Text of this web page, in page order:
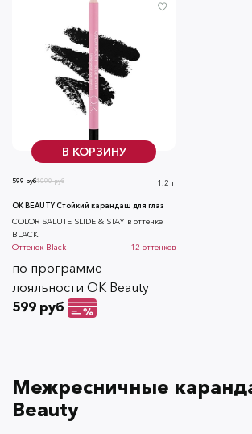
В КОРЗИНУ
1090 руб
599 руб 1,2 г
OK BEAUTY Стойкий карандаш для глаз
COLOR SALUTE SLIDE & STAY в оттенке
BLACK
Оттенок Black 12 оттенков
по программе
лояльности OK Beauty
599 руб
Межресничные
Beauty